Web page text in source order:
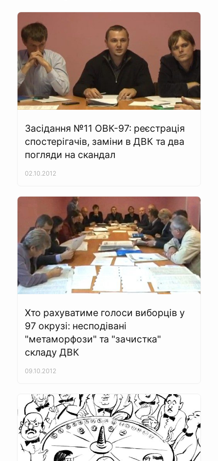
Засідання №11 ОВК-97: реєстрація
спостерігачів, заміни в ДВК та два
погляди на скандал
02.10.2012
Хто рахуватиме голоси виборців у
97 окрузі: несподівані
"метаморфози" та "зачистка"
складу ДВК
09.10.2012